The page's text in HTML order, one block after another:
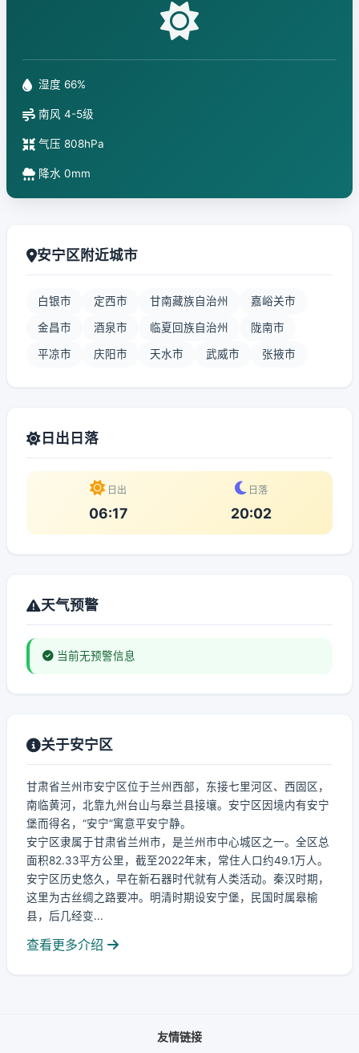
湿度 66%
南风 4-5级
气压 808hPa
降水 0mm
安宁区附近城市
白银市 定西市 甘南藏族自治州 嘉峪关市
金昌市 酒泉市 临夏回族自治州 陇南市
平凉市 庆阳市 天水市 武威市 张掖市
日出日落
日出
06:17
日落
20:02
天气预警
当前无预警信息
关于安宁区
甘肃省兰州市安宁区位于兰州西部，东接七里河区、西固区，
南临黄河，北靠九州台山与皋兰县接壤。安宁区因境内有安宁
堡而得名，“安宁”寓意平安宁静。
安宁区隶属于甘肃省兰州市，是兰州市中心城区之一。全区总
面积82.33平方公里，截至2022年末，常住人口约49.1万人。
安宁区历史悠久，早在新石器时代就有人类活动。秦汉时期，
这里为古丝绸之路要冲。明清时期设安宁堡，民国时属皋榆
县，后几经变...
查看更多介绍
友情链接